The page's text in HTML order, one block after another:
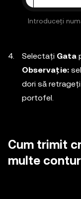
Introduceți
Selectați Gata
Observație:
dori să
portofel.
Cum trimit
multe